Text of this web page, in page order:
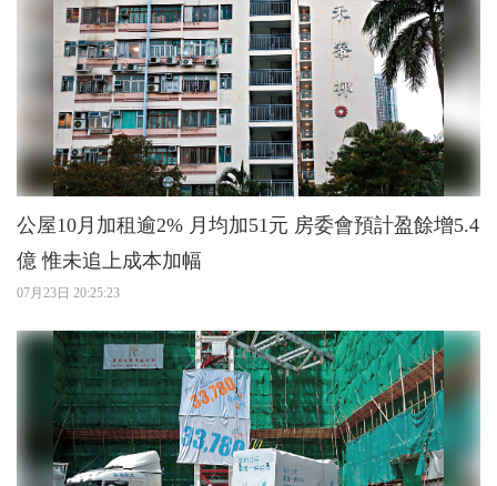
公屋10月加租逾2% 月均加51元 房委會預計盈餘增5.4
億 惟未追上成本加幅
07月23日 20:25:23